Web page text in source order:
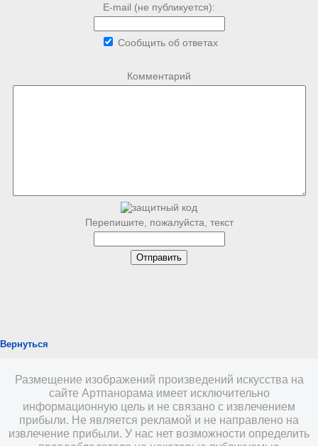
E-mail (не публикуется):
Сообщить об ответах
Комментарий
Перепишите, пожалуйста, текст
Вернуться
Размещение изображений произведений искусства на
сайте Артпанорама имеет исключительно
информационную цель и не связано с извлечением
прибыли. Не является рекламой и не направлено на
извлечение прибыли. У нас нет возможности определить